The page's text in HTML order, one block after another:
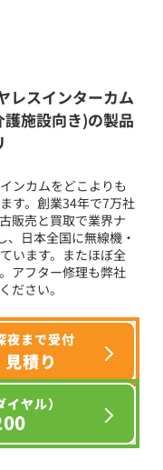
レスインターカム
施設向き)の製品
ンカムをどこよりも
す。創業34年で7万社
販売と買取で業界ナ
、日本全国に無線機・
います。またほぼ全
アフター修理も弊社
ださい。
夜まで受付
積り
ヤル）